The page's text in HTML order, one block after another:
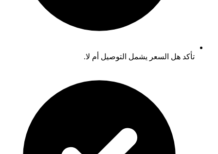
تأكد هل السعر يشمل التوصيل أم لا.